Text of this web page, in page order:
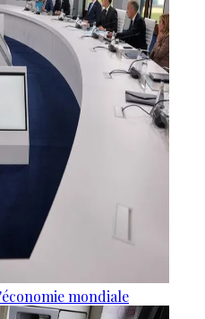
mondiale